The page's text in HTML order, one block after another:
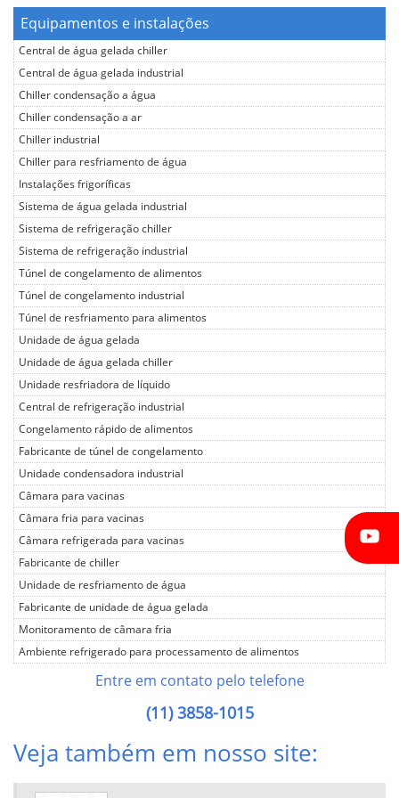
Equipamentos e instalações
Central de água gelada chiller
Central de água gelada industrial
Chiller condensação a água
Chiller condensação a ar
Chiller industrial
Chiller para resfriamento de água
Instalações frigoríficas
Sistema de água gelada industrial
Sistema de refrigeração chiller
Sistema de refrigeração industrial
Túnel de congelamento de alimentos
Túnel de congelamento industrial
Túnel de resfriamento para alimentos
Unidade de água gelada
Unidade de água gelada chiller
Unidade resfriadora de líquido
Central de refrigeração industrial
Congelamento rápido de alimentos
Fabricante de túnel de congelamento
Unidade condensadora industrial
Câmara para vacinas
Câmara fria para vacinas
Câmara refrigerada para vacinas
Fabricante de chiller
Unidade de resfriamento de água
Fabricante de unidade de água gelada
Monitoramento de câmara fria
Ambiente refrigerado para processamento de alimentos
Câmara de congelamento
Câmara fria com controle de temperatura
Entre em contato pelo telefone
(11) 3858-1015
Veja também em nosso site: